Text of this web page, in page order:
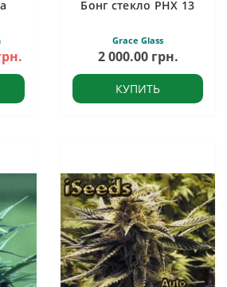
Бонг стекло PHX 13
Grace Glass
2 000.00 грн.
КУПИТЬ